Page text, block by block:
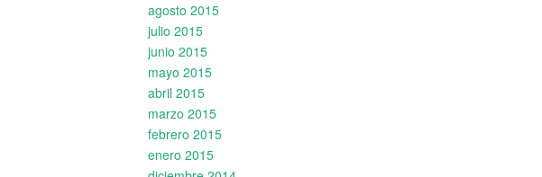
agosto 2015
julio 2015
junio 2015
mayo 2015
abril 2015
marzo 2015
febrero 2015
enero 2015